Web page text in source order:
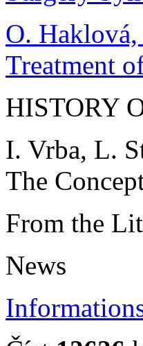
O.
Treatment
HISTORY
I. Vrba, L.
The
From the
News